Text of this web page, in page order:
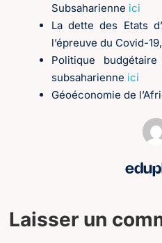
Subsaharienne ici
La dette des Etats
l’épreuve du Covid-
Politique
subsaharienne ici
Géoéconomie de
Laisser un